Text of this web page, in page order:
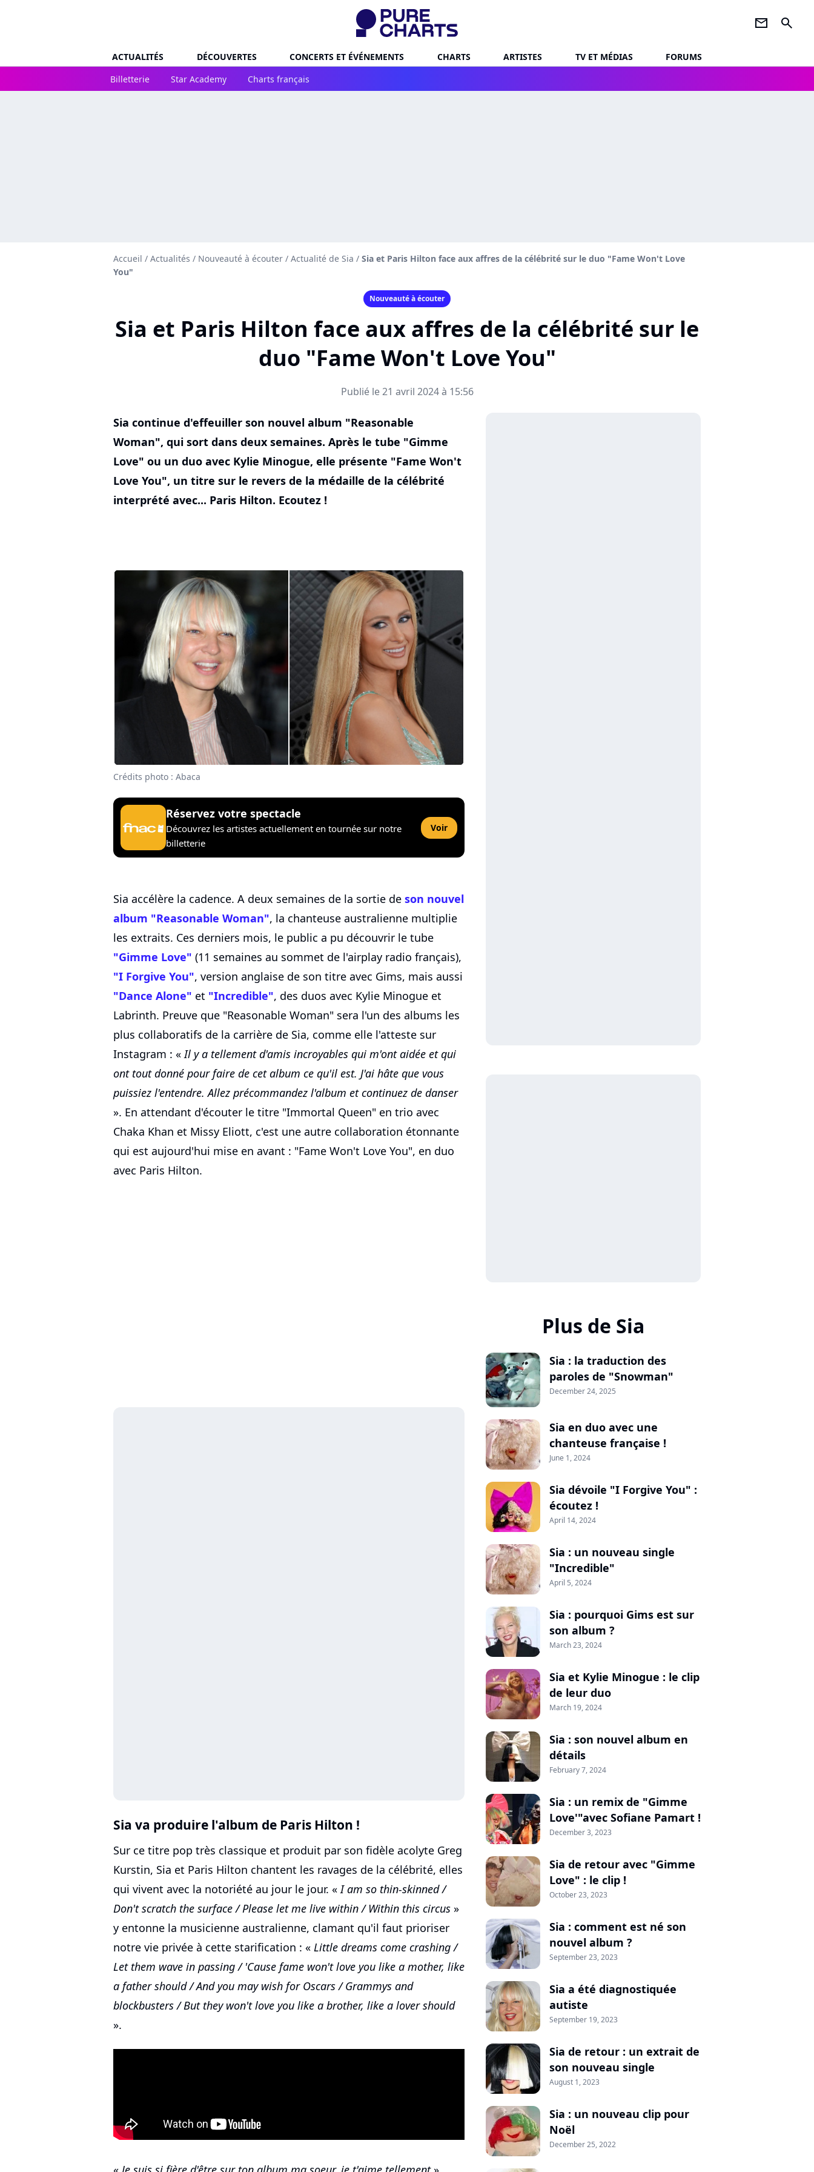
newsletter search
ACTUALITÉS DÉCOUVERTES CONCERTS ET ÉVÉNEMENTS CHARTS ARTISTES TV ET MÉDIAS
FORUMS
Billetterie
Star Academy Charts français
Accueil / Actualités / Nouveauté à écouter / Actualité de Sia / Sia et Paris Hilton face aux affres de la célébrité sur le duo "Fame Won't Love
You"
Nouveauté à écouter
Sia et Paris Hilton face aux affres de la célébrité sur le
duo "Fame Won't Love You"
Publié le 21 avril 2024 à 15:56
Sia continue d'effeuiller son nouvel album "Reasonable
Woman", qui sort dans deux semaines. Après le tube "Gimme
Love" ou un duo avec Kylie Minogue, elle présente "Fame Won't
Love You", un titre sur le revers de la médaille de la célébrité
interprété avec... Paris Hilton. Ecoutez !
Crédits photo : Abaca
Réservez votre spectacle
Découvrez les artistes actuellement en tournée sur notre
billetterie
Voir
Sia accélère la cadence. A deux semaines de la sortie de son nouvel
album "Reasonable Woman", la chanteuse australienne multiplie
les extraits. Ces derniers mois, le public a pu découvrir le tube
"Gimme Love" (11 semaines au sommet de l'airplay radio français),
"I Forgive You", version anglaise de son titre avec Gims, mais aussi
"Dance Alone" et "Incredible", des duos avec Kylie Minogue et
Labrinth. Preuve que "Reasonable Woman" sera l'un des albums les
plus collaboratifs de la carrière de Sia, comme elle l'atteste sur
Instagram : «Il y a tellement d'amis incroyables qui m'ont aidée et qui
ont tout donné pour faire de cet album ce qu'il est. J'ai hâte que vous
puissiez l'entendre. Allez précommandez l'album et continuez de danser
». En attendant d'écouter le titre "Immortal Queen" en trio avec
Chaka Khan et Missy Eliott, c'est une autre collaboration étonnante
qui est aujourd'hui mise en avant : "Fame Won't Love You", en duo
avec Paris Hilton.
Sia va produire l'album de Paris Hilton !
Sur ce titre pop très classique et produit par son fidèle acolyte Greg
Kurstin, Sia et Paris Hilton chantent les ravages de la célébrité, elles
qui vivent avec la notoriété au jour le jour. « I am so thin-skinned /
Don't scratch the surface / Please let me live within / Within this circus »
y entonne la musicienne australienne, clamant qu'il faut prioriser
notre vie privée à cette starification : « Little dreams come crashing /
Let them wave in passing / 'Cause fame won't love you like a mother, like
a father should / And you may wish for Oscars / Grammys and
blockbusters / But they won't love you like a brother, like a lover should
».
Plus de Sia
Sia : la traduction des
paroles de "Snowman"
December 24, 2025
Sia en duo avec une
chanteuse française !
June 1, 2024
Sia dévoile "I Forgive You" :
écoutez !
April 14, 2024
Sia : un nouveau single
"Incredible"
April 5, 2024
Sia : pourquoi Gims est sur
son album ?
March 23, 2024
Sia et Kylie Minogue : le clip
de leur duo
March 19, 2024
Sia : son nouvel album en
détails
February 7, 2024
Sia : un remix de "Gimme
Love'"avec Sofiane Pamart !
December 3, 2023
Sia de retour avec "Gimme
Love" : le clip !
October 23, 2023
Sia : comment est né son
nouvel album ?
September 23, 2023
Sia a été diagnostiquée
autiste
September 19, 2023
Sia de retour : un extrait de
son nouveau single
August 1, 2023
Sia : un nouveau clip pour
Noël
December 25, 2022